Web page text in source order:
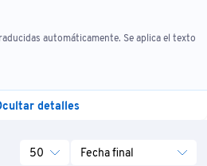
automáticamente. Se aplica el texto
detalles
50 Fecha final